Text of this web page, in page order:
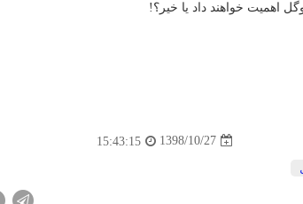
اهمیت خواهند داد یا خیر؟!
1398/10/27
15:43:15